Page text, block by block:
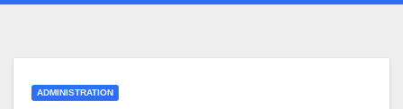
ADMINISTRATION